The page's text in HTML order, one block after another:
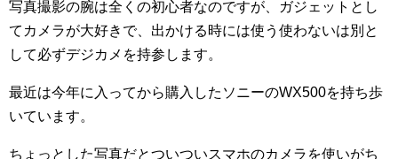
写真撮影の腕は全くの初心者なのですが、ガジェットとし
てカメラが大好きで、出かける時には使う使わないは別と
して必ずデジカメを持参します。
最近は今年に入ってから購入したソニーのWX500を持ち歩
いています。
ちょっとした写真だとついついスマホのカメラを使いがち